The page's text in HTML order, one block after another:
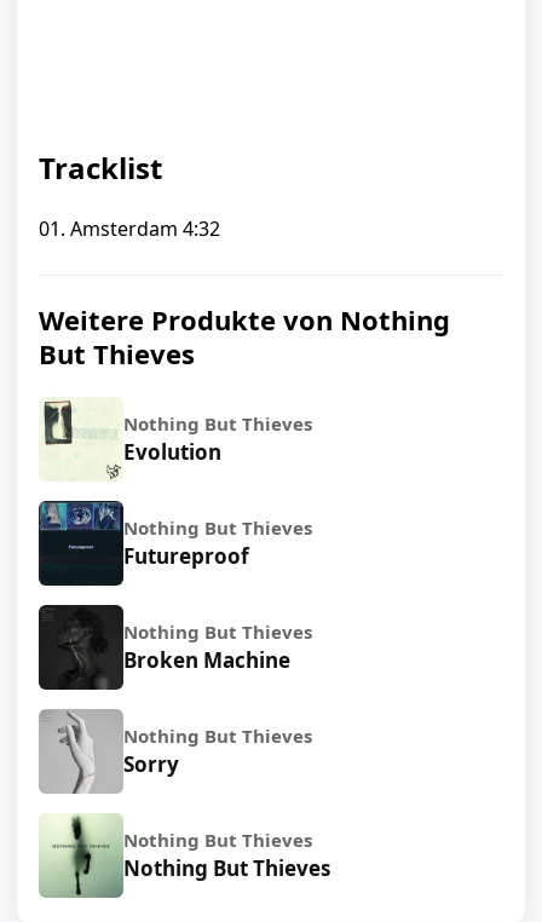
Tracklist
01. Amsterdam 4:32
Weitere Produkte von Nothing
But Thieves
Nothing But Thieves
Evolution
Nothing But Thieves
Futureproof
Nothing But Thieves
Broken Machine
Nothing But Thieves
Sorry
Nothing But Thieves
Nothing But Thieves